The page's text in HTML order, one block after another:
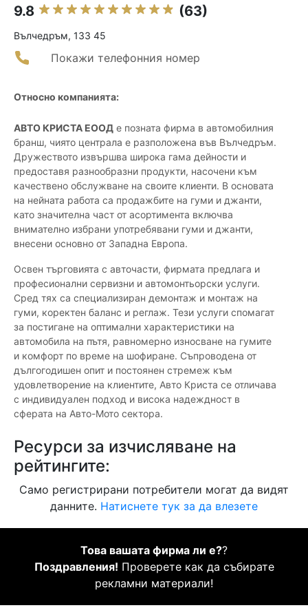
9.8 (63)
Вълчедръм, 133 45
Покажи телефонния номер
Относно компанията:
АВТО КРИСТА ЕООД е позната фирма в автомобилния
бранш, чиято централа е разположена във Вълчедръм.
Дружеството извършва широка гама дейности и
предоставя разнообразни продукти, насочени към
качествено обслужване на своите клиенти. В основата
на нейната работа са продажбите на гуми и джанти,
като значителна част от асортимента включва
внимателно избрани употребявани гуми и джанти,
внесени основно от Западна Европа.
Освен търговията с авточасти, фирмата предлага и
професионални сервизни и автомонтьорски услуги.
Сред тях са специализиран демонтаж и монтаж на
гуми, коректен баланс и реглаж. Тези услуги спомагат
за постигане на оптимални характеристики на
автомобила на пътя, равномерно износване на гумите
и комфорт по време на шофиране. Съпроводена от
дългогодишен опит и постоянен стремеж към
удовлетворение на клиентите, Авто Криста се отличава
с индивидуален подход и висока надеждност в
сферата на Авто-Мото сектора.
Ресурси за изчисляване на
рейтингите:
Само регистрирани потребители могат да видят
данните. Натиснете тук за да влезете
Това вашата фирма ли е??
Поздравления! Проверете как да събирате
рекламни материали!